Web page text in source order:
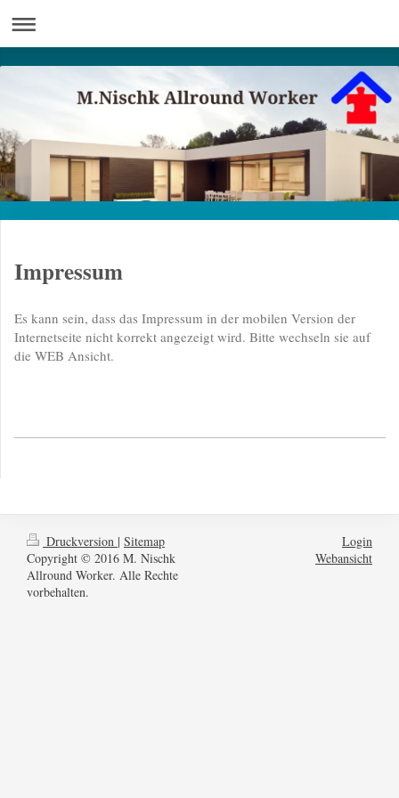
Impressum
Es kann sein, dass das Impressum in der mobilen Version der
Internetseite nicht korrekt angezeigt wird. Bitte wechseln sie auf
die WEB Ansicht.
Druckversion | Sitemap
Copyright © 2016 M. Nischk
Allround Worker. Alle Rechte
vorbehalten.
Login
Webansicht